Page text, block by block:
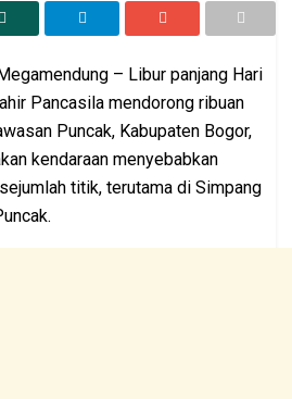
– Libur panjang Hari
Pancasila mendorong ribuan
Puncak, Kabupaten Bogor,
kendaraan menyebabkan
titik, terutama di Simpang